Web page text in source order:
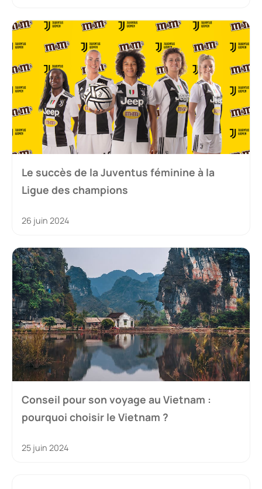
Le succès de la Juventus féminine à la
Ligue des champions
26 juin 2024
Conseil pour son voyage au Vietnam :
pourquoi choisir le Vietnam ?
25 juin 2024